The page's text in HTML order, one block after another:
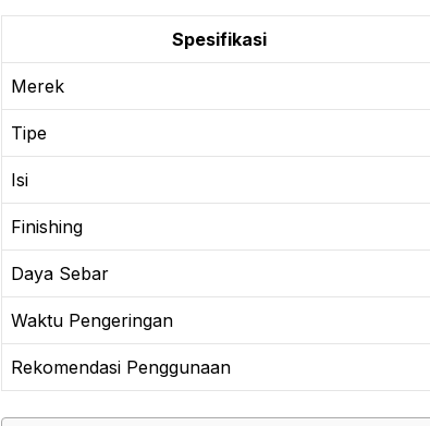
Spesifikasi
Merek
Tipe
Isi
Finishing
Daya Sebar
Waktu Pengeringan
Rekomendasi Penggunaan